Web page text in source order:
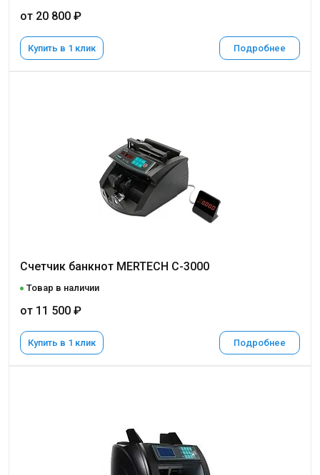
от 20 800 ₽
Купить в 1 клик Подробнее
Счетчик банкнот MERTECH C-3000
Товар в наличии
от 11 500 ₽
Купить в 1 клик Подробнее